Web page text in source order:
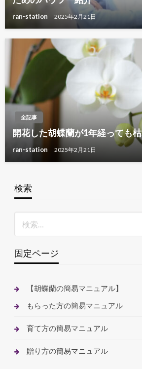
ran-station 2025年2月21日
全記事
開花した胡蝶蘭が1年経っても
ran-station 2025年2月21日
検索
固定ページ
【胡蝶蘭の簡易マニュアル】
もらった方の簡易マニュアル
育て方の簡易マニュアル
贈り方の簡易マニュアル